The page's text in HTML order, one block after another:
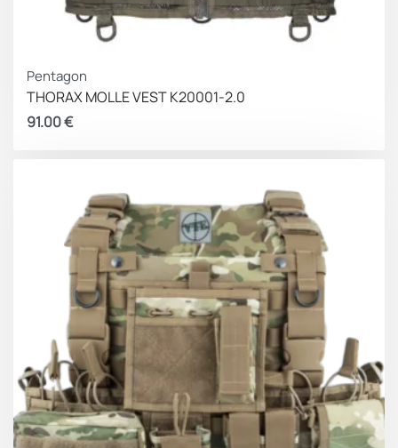
Pentagon
THORAX MOLLE VEST K20001-2.0
91.00€